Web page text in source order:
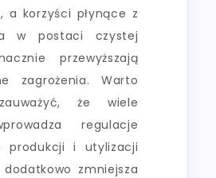
a korzyści płynące z
w postaci czystej
przewyższają
zagrożenia. Warto
że wiele
regulacje
produkcji i utylizacji
zmniejsza